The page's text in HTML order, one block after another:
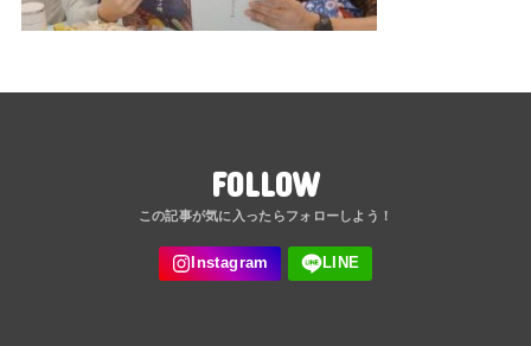
FOLLOW